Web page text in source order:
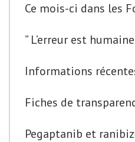
Ce mois-ci dans les
” L’erreur est
Informations
Fiches de
Pegaptanib et